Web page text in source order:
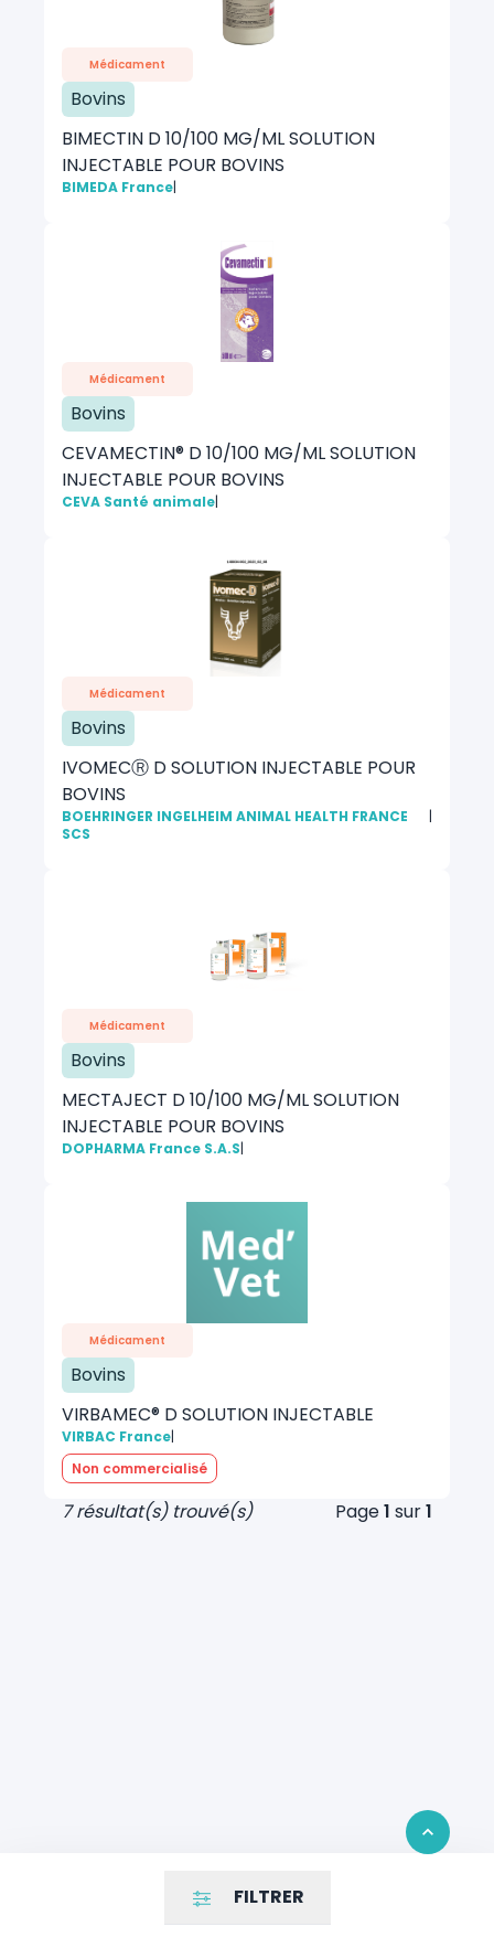
FILTRER
Médicament
Bovins
BIMECTIN D 10/100 MG/ML SOLUTION
INJECTABLE POUR BOVINS
BIMEDA France|
Médicament
Bovins
CEVAMECTIN® D 10/100 MG/ML SOLUTION
INJECTABLE POUR BOVINS
CEVA Santé animale|
Médicament
Bovins
IVOMECⓇ D SOLUTION INJECTABLE POUR
BOVINS
BOEHRINGER INGELHEIM ANIMAL HEALTH FRANCE
SCS
|
Médicament
Bovins
MECTAJECT D 10/100 MG/ML SOLUTION
INJECTABLE POUR BOVINS
DOPHARMA France S.A.S|
Médicament
Bovins
VIRBAMEC® D SOLUTION INJECTABLE
VIRBAC France|
Non commercialisé
7 résultat(s) trouvé(s) Page1 sur1
Retour